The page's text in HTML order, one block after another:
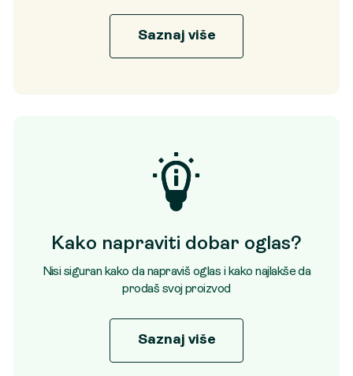
Saznaj više
Kako napraviti dobar oglas?
Nisi siguran kako da napraviš oglas i kako najlakše da
prodaš svoj proizvod
Saznaj više